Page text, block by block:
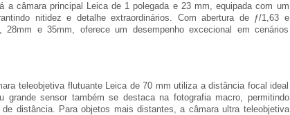
a câmara principal Leica de 1 polegada e 23 mm, equipada com um
nitidez e detalhe extraordinários. Com abertura de ƒ/1,63 e
e 35mm, oferece um desempenho excecional em cenários
teleobjetiva flutuante Leica de 70 mm utiliza a distância focal ideal
grande sensor também se destaca na fotografia macro, permitindo
distância. Para objetos mais distantes, a câmara ultra teleobjetiva